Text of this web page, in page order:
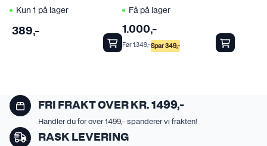
Kun 1 på lager
389,-
Få på lager
1.000,-
Spar349,-
Før1.349,-
FRI FRAKT OVER KR. 1499,-
Handler du for over 1499,- spanderer vi frakten!
RASK LEVERING